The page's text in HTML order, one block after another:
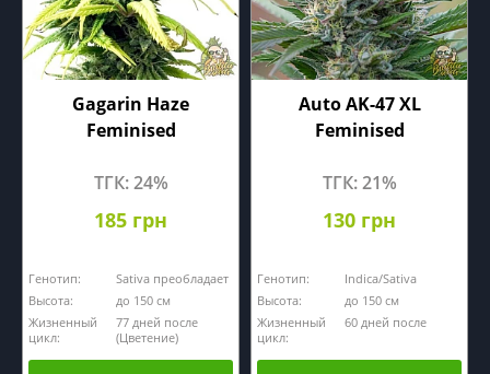
Gagarin Haze
Feminised
ТГК: 24%
185 грн
Генотип:
Sativa преобладает
Высота:
до 150 см
Жизненный
цикл:
77 дней после
(Цветение)
Auto AK-47 XL
Feminised
ТГК: 21%
130 грн
Генотип:
Indica/Sativa
Высота:
до 150 см
Жизненный
цикл:
60 дней после